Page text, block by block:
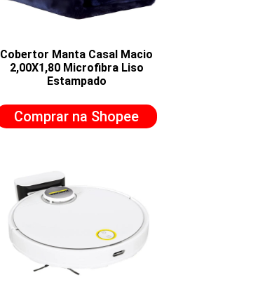
Cobertor Manta Casal Macio
2,00X1,80 Microfibra Liso
Estampado
Comprar na Shopee